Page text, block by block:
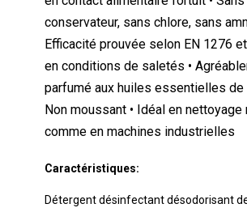
conservateur, sans chlore, sans
Efficacité prouvée selon EN 1276
en conditions de saletés •
parfumé aux huiles essentielles de
Non moussant • Idéal en nettoyage
comme en machines industrielles
Caractéristiques:
Détergent désinfectant désodorisant